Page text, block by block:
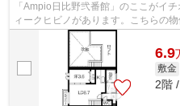
「Ampio日比野弐番館」のここがイ
ィークヒビノがあります。こちらの
です。名古屋市熱田区の名古屋市営名
6.9
敷金
2階